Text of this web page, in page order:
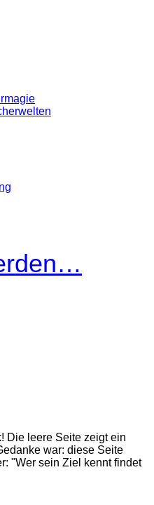
Die leere Seite zeigt ein
war: diese Seite
"Wer sein Ziel kennt findet